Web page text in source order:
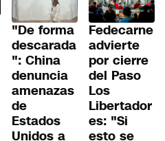
"De forma
descarada
": China
denuncia
amenazas
de
Estados
Unidos a
Fedecarne
advierte
por cierre
del Paso
Los
Libertador
es: "Si
esto se